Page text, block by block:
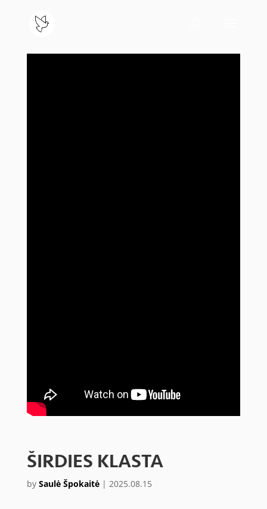
ŠIRDIES KLASTA
by Saulė Špokaitė| 2025.08.15